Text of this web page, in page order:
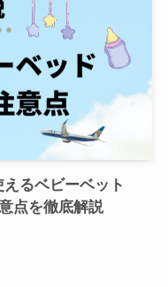
えるベビーベット
点を徹底解説